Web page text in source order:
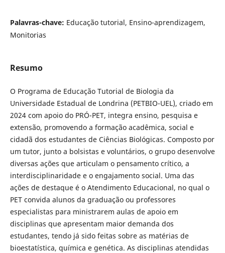
Palavras-chave: Educação tutorial, Ensino-aprendizagem,
Monitorias
Resumo
O Programa de Educação Tutorial de Biologia da
Universidade Estadual de Londrina (PETBIO-UEL), criado em
2024 com apoio do PRÓ-PET, integra ensino, pesquisa e
extensão, promovendo a formação acadêmica, social e
cidadã dos estudantes de Ciências Biológicas. Composto por
um tutor, junto a bolsistas e voluntários, o grupo desenvolve
diversas ações que articulam o pensamento crítico, a
interdisciplinaridade e o engajamento social. Uma das
ações de destaque é o Atendimento Educacional, no qual o
PET convida alunos da graduação ou professores
especialistas para ministrarem aulas de apoio em
disciplinas que apresentam maior demanda dos
estudantes, tendo já sido feitas sobre as matérias de
bioestatística, química e genética. As disciplinas atendidas